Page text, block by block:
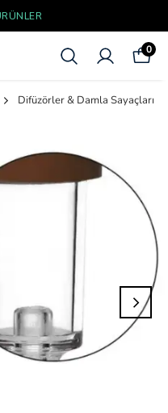
0
Difüzörler & Damla Sayaçları